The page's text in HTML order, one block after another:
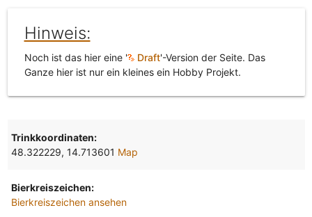
Hinweis:
Noch ist das hier eine ' Draft'-Version der Seite. Das
Ganze hier ist nur ein kleines ein Hobby Projekt.
Trinkkoordinaten:
48.322229, 14.713601 Map
Bierkreiszeichen:
Bierkreiszeichen ansehen